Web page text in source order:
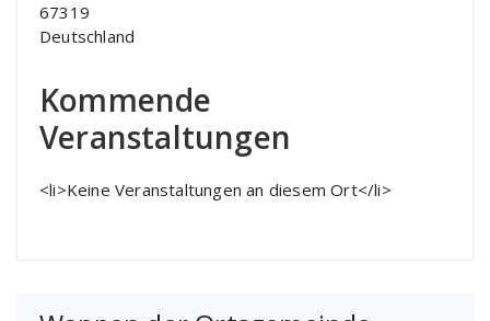
67319
Deutschland
Kommende
Veranstaltungen
<li>Keine Veranstaltungen an diesem Ort</li>